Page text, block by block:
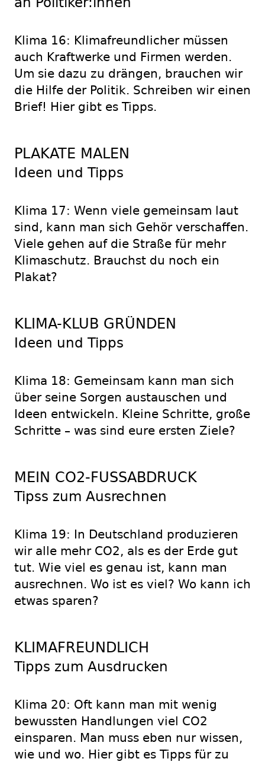
Klima 16: Klimafreundlicher müssen
auch Kraftwerke und Firmen werden.
Um sie dazu zu drängen, brauchen wir
die Hilfe der Politik. Schreiben wir einen
Brief! Hier gibt es Tipps.
PLAKATE MALEN
Ideen und Tipps
Klima 17: Wenn viele gemeinsam laut
sind, kann man sich Gehör verschaffen.
Viele gehen auf die Straße für mehr
Klimaschutz. Brauchst du noch ein
Plakat?
KLIMA-KLUB GRÜNDEN
Ideen und Tipps
Klima 18: Gemeinsam kann man sich
über seine Sorgen austauschen und
Ideen entwickeln. Kleine Schritte, große
Schritte – was sind eure ersten Ziele?
MEIN CO2-FUSSABDRUCK
Tipss zum Ausrechnen
Klima 19: In Deutschland produzieren
wir alle mehr CO2, als es der Erde gut
tut. Wie viel es genau ist, kann man
ausrechnen. Wo ist es viel? Wo kann ich
etwas sparen?
KLIMAFREUNDLICH
Tipps zum Ausdrucken
Klima 20: Oft kann man mit wenig
bewussten Handlungen viel CO2
einsparen. Man muss eben nur wissen,
wie und wo. Hier gibt es Tipps für zu